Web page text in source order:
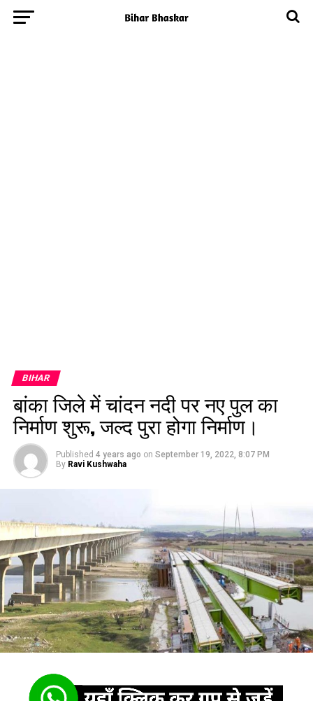
BIHAR
बांका जिले में चांदन नदी पर नए पुल का
निर्माण शुरू, जल्द पुरा होगा निर्माण।
Published 4 years ago on September 19, 2022, 8:07 PM
By Ravi Kushwaha